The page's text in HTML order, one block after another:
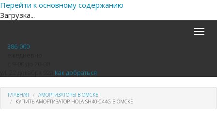
Перейти к основному содержанию
Загрузка...
Toggle
386-000
Как добраться
ГЛАВНАЯ
АМОРТИЗАТОРЫ В ОМСКЕ
КУПИТЬ АМОРТИЗАТОР HOLA SH40-044G В ОМСКЕ